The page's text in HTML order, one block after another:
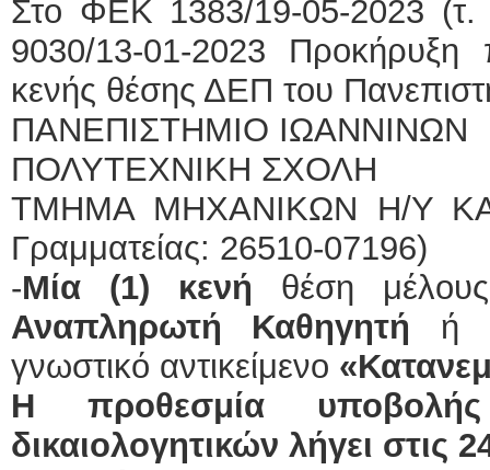
Στο ΦΕΚ 1383/19-05-2023 (τ.
9030/13-01-2023
κενής θέσης ΔΕΠ του
ΠΑΝΕΠΙΣΤΗΜΙΟ ΙΩΑΝΝΙΝΩΝ
ΠΟΛΥΤΕΧΝΙΚΗ ΣΧΟΛΗ
ΤΜΗΜΑ ΜΗΧΑΝΙΚΩΝ Η/Υ
Γραμματείας: 26510-07196)
-Μία (1) κενή θέση
Αναπληρωτή Καθηγητή ή
γνωστικό αντικείμενο
Η προθεσμία
δικαιολογητικών λήγει στις